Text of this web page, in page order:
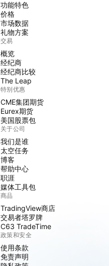
功能特色
价格
市场数据
礼物方案
交易
概览
经纪商
经纪商比较
The Leap
特别优惠
CME集团期货
Eurex期货
美国股票包
关于公司
我们是谁
太空任务
博客
帮助中心
职涯
媒体工具包
商品
TradingView商店
交易者塔罗牌
C63 TradeTime
政策和安全
使用条款
免责声明